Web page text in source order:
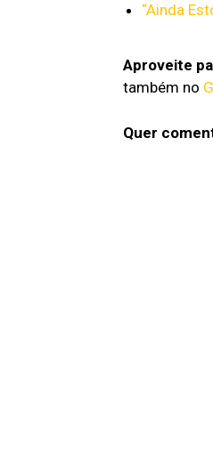
“Ainda
Aproveite
também no
Quer